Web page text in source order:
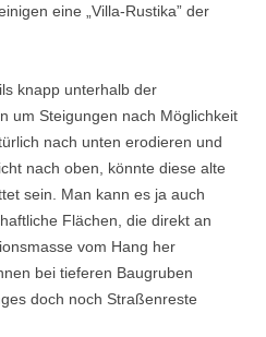
eine „Villa-Rusti­ka” der
knapp unterhalb der
um Steigungen nach Möglichkeit
nach unten erodieren und
nach oben, könnte diese alte
sein. Man kann es ja auch
Flächen, die direkt an
vom Hang her
bei tieferen Baugruben
doch noch Straßenreste